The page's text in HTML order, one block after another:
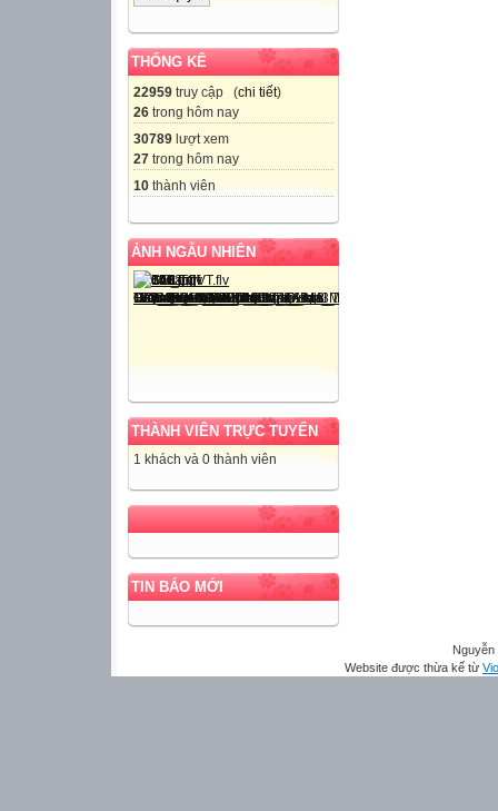
THỐNG KÊ
22959 truy cập (chi tiết)
26 trong hôm nay
30789 lượt xem
27 trong hôm nay
10 thành viên
ẢNH NGẪU NHIÊN
THÀNH VIÊN TRỰC TUYẾN
1 khách và 0 thành viên
TIN BÁO MỚI
Website được thừa kế từ